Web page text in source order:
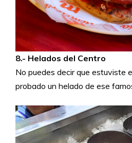
8.- Helados del Centro
No puedes decir que estuviste
probado un helado de ese